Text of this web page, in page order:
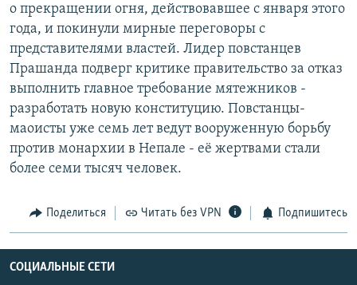
СОЦИАЛЬНЫЕ СЕТИ
Все сайты РСЕ/РС
о прекращении огня, действовавшее с января этого
года, и покинули мирные переговоры с
представителями властей. Лидер повстанцев
Прашанда подверг критике правительство за отказ
выполнить главное требование мятежников -
разработать новую конституцию. Повстанцы-
маоисты уже семь лет ведут вооруженную борьбу
против монархии в Непале - её жертвами стали
более семи тысяч человек.
Поделиться Читать без VPN Подпишитесь
СОЦИАЛЬНЫЕ СЕТИ